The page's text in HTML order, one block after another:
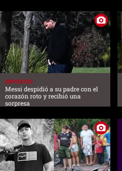
DEPORTES
Messi despidió a su padre con el
corazón roto y recibió una
sorpresa